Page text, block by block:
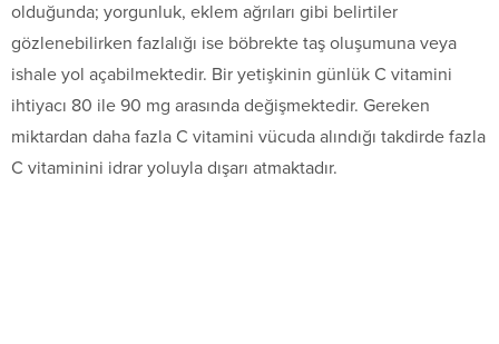
olduğunda; yorgunluk, eklem ağrıları gibi belirtiler
gözlenebilirken fazlalığı ise böbrekte taş oluşumuna veya
ishale yol açabilmektedir. Bir yetişkinin günlük C vitamini
ihtiyacı 80 ile 90 mg arasında değişmektedir. Gereken
miktardan daha fazla C vitamini vücuda alındığı takdirde fazla
C vitaminini idrar yoluyla dışarı atmaktadır.